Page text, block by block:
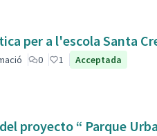
per a l'escola Santa
0 1 Acceptada
proyecto “ Parque